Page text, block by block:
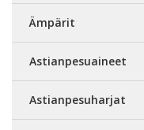
Ämpärit
Astianpesuaineet
Astianpesuharjat